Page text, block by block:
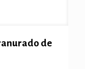
de